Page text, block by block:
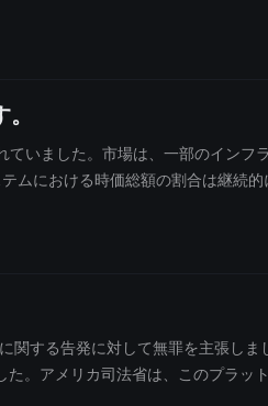
開リリースを予定しています。
いました。市場は、一部のインフ
ムにおける時価総額の割合は継続
エコシステムに流れていることを
する告発に対して無罪を主張し
。アメリカ司法省は、このプラッ